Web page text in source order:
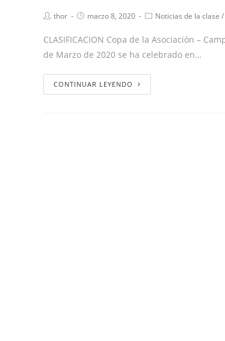
thor marzo 8, 2020 Noticias de la clase /
CLASIFICACION Copa de la Asociación –
de Marzo de 2020 se ha celebrado en…
CONTINUAR LEYENDO